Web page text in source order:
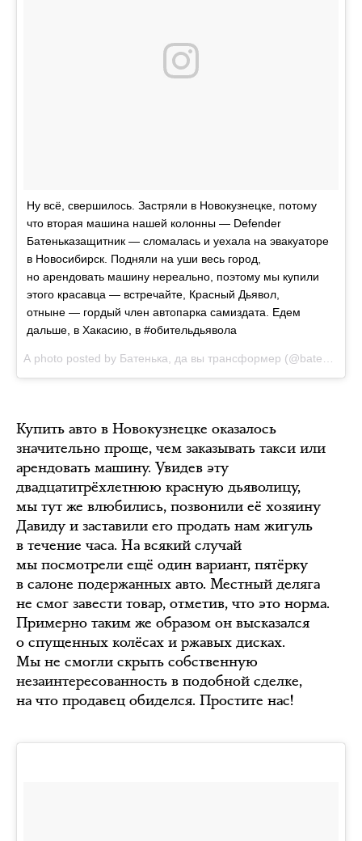
Ну всё, свершилось. Застряли в Новокузнецке, потому
что вторая машина нашей колонны — Defender
Батеньказащитник — сломалась и уехала на эвакуаторе
в Новосибирск. Подняли на уши весь город,
но арендовать машину нереально, поэтому мы купили
этого красавца — встречайте, Красный Дьявол,
отныне — гордый член автопарка самиздата. Едем
дальше, в Хакасию, в #обительдьявола
Купить авто в Новокузнецке оказалось
значительно проще, чем заказывать такси или
арендовать машину. Увидев эту
двадцатитрёхлетнюю красную дьяволицу,
мы тут же влюбились, позвонили её хозяину
Давиду и заставили его продать нам жигуль
в течение часа. На всякий случай
мы посмотрели ещё один вариант, пятёрку
в салоне подержанных авто. Местный деляга
не смог завести товар, отметив, что это норма.
Примерно таким же образом он высказался
о спущенных колёсах и ржавых дисках.
Мы не смогли скрыть собственную
незаинтересованность в подобной сделке,
на что продавец обиделся. Простите нас!